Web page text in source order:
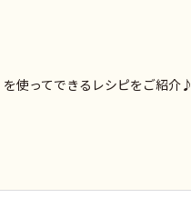
使ってできるレシピをご紹介♪